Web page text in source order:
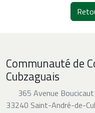
Communauté de
Cubzaguais
365 Avenue Boucicaut
33240 Saint-André-de-